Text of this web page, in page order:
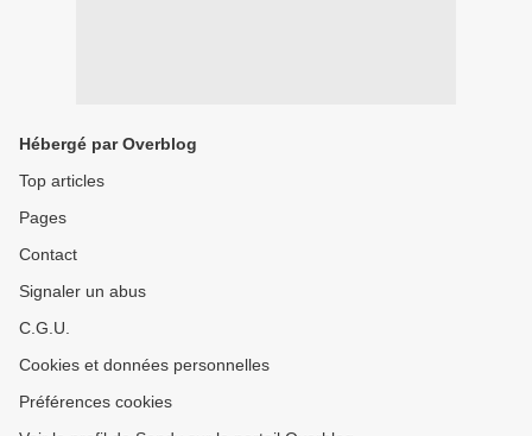
Hébergé par Overblog
Top articles
Pages
Contact
Signaler un abus
C.G.U.
Cookies et données personnelles
Préférences cookies